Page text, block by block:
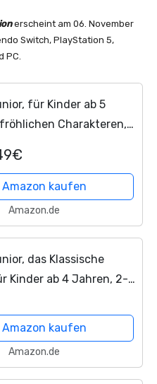
erscheint am 06. November
Switch, PlayStation 5,
PC.
für Kinder ab 5
Charakteren,
Kinder und
Amazon kaufen
Amazon.de
das Klassische
Kinder ab 4 Jahren, 2-
dennoch spannend,
Amazon kaufen
Amazon.de